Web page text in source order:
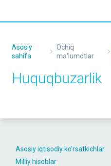
Asosiy iqtisodiy ko'rsatkichlar
Milliy hisoblar
Asosiy
sahifa
Ochiq
ma'lumotlar
Huquqbuzarlik